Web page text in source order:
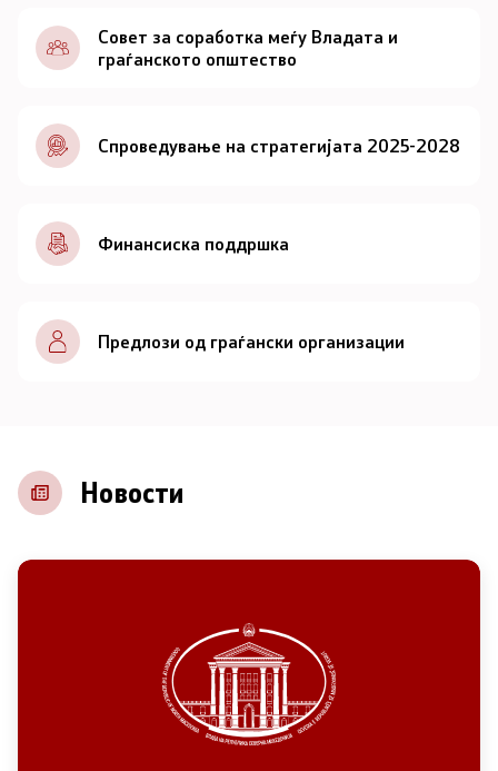
Документи
Совет
За советот
Документи
Записници и дневни редови од седниците на
Советот
Контакт
Основање на здружение
Совет за соработка меѓу Владата и
граѓанското општество
Спроведување на стратегијата 2025-2028
Финансиска поддршка
Предлози од граѓански организации
Новости